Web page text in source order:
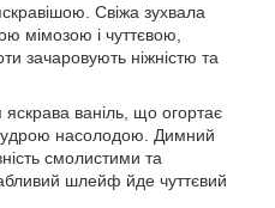
Свіжа зухвала
мімозою і чуттєвою,
зачаровують ніжністю та
яскрава ваніль, що огортає
насолодою. Димний
смолистими та
шлейф йде чуттєвий